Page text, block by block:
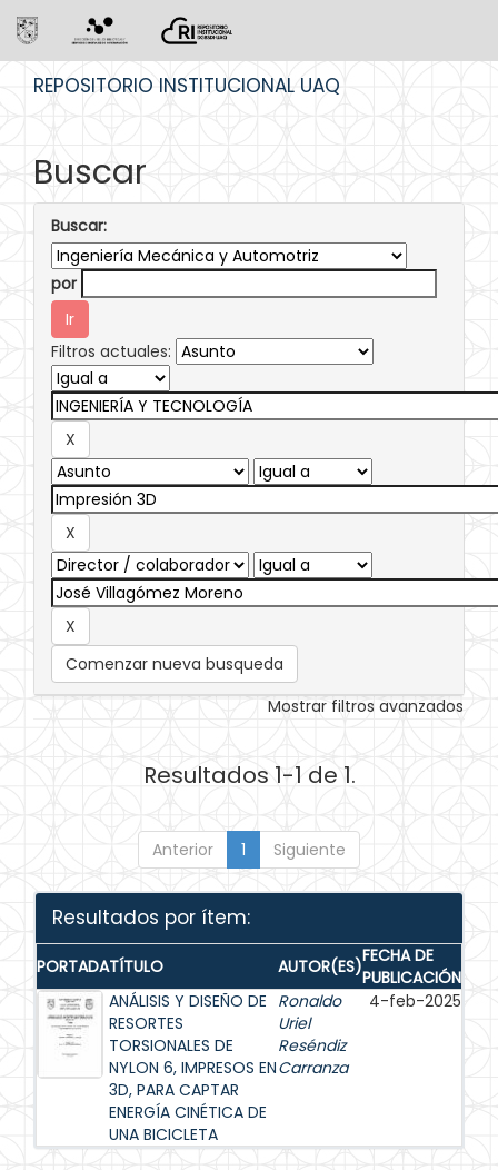
REPOSITORIO INSTITUCIONAL UAQ
Buscar
Buscar:
por
Filtros actuales:
Comenzar nueva busqueda
Mostrar filtros avanzados
Resultados 1-1 de 1.
Anterior 1 Siguiente
Resultados por ítem:
PORTADATÍTULO AUTOR(ES)FECHA DE
PUBLICACIÓN
ANÁLISIS Y DISEÑO DE
RESORTES
TORSIONALES DE
NYLON 6, IMPRESOS EN
3D, PARA CAPTAR
ENERGÍA CINÉTICA DE
UNA BICICLETA
Ronaldo
Uriel
Reséndiz
Carranza
4-feb-2025